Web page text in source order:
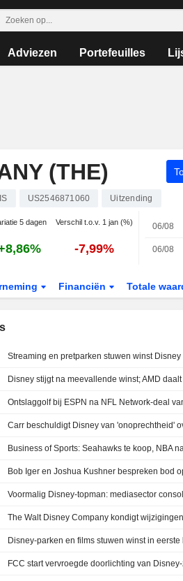
Adviezen Portefeuilles
(THE)
US2546871060 Uitzending
5 dagen Verschil t.o.v. 1 jan (%)
-7,99%
06/08
06/08
Financiën Totale
Streaming en pretparken stuwen winst Disney
Ontslaggolf bij ESPN na NFL Network-deal
Carr beschuldigt Disney van 'onoprechtheid'
Business of Sports: Seahawks te koop, NBA
Bob Iger en Joshua Kushner bespreken bod
Voormalig Disney-topman: mediasector
The Walt Disney Company kondigt
Disney-parken en films stuwen winst in
FCC start vervroegde doorlichting van